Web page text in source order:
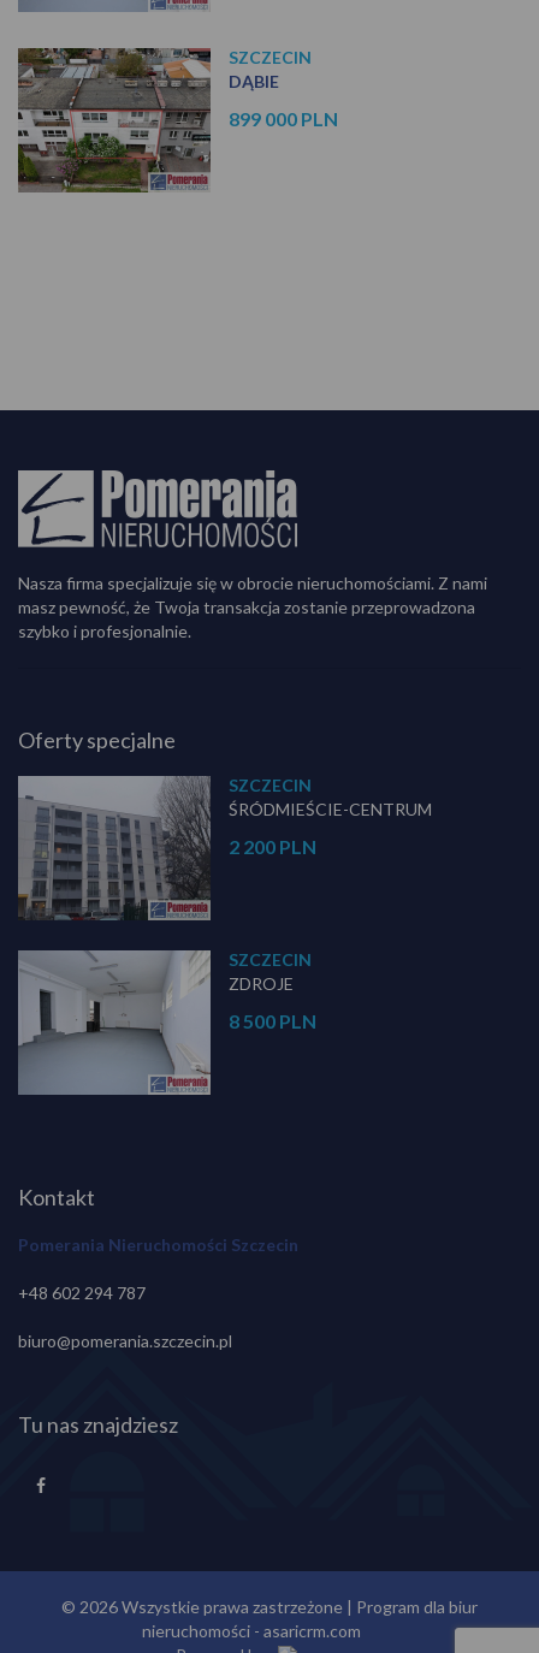
SZCZECIN
DĄBIE
899 000 PLN
Nasza firma specjalizuje się w obrocie nieruchomościami. Z nami
masz pewność, że Twoja transakcja zostanie przeprowadzona
szybko i profesjonalnie.
Oferty specjalne
SZCZECIN
ŚRÓDMIEŚCIE-CENTRUM
2 200 PLN
SZCZECIN
ZDROJE
8 500 PLN
Kontakt
Pomerania Nieruchomości Szczecin
+48 602 294 787
biuro@pomerania.szczecin.pl
Tu nas znajdziesz
© 2026 Wszystkie prawa zastrzeżone | Program dla biur
nieruchomości - asaricrm.com